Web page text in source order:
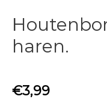
haren.
€3,99